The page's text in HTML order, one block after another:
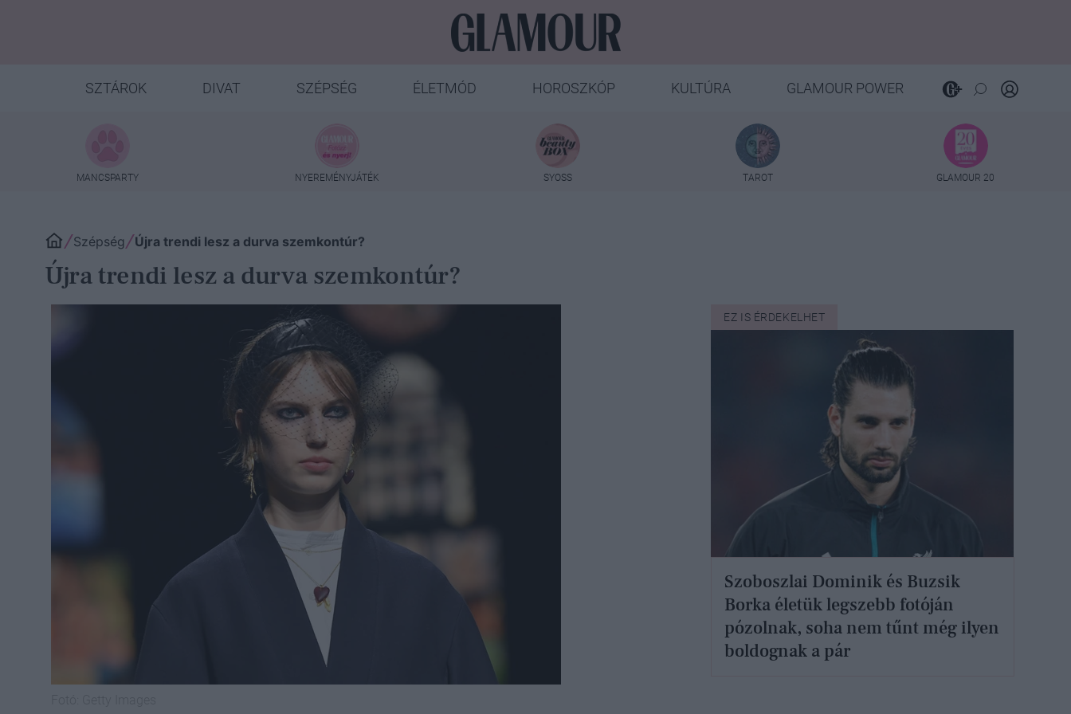
SZTÁROK DIVAT SZÉPSÉG ÉLETMÓD HOROSZKÓP KULTÚRA GLAMOUR POWER
MANCSPARTY NYEREMÉNYJÁTÉK SYOSS TAROT GLAMOUR 20
Szépség Újra trendi lesz a durva szemkontúr?
Újra trendi lesz a durva szemkontúr?
EZ IS ÉRDEKELHET
Szoboszlai Dominik és Buzsik
Borka életük legszebb fotóján
pózolnak, soha nem tűnt még ilyen
boldognak a pár